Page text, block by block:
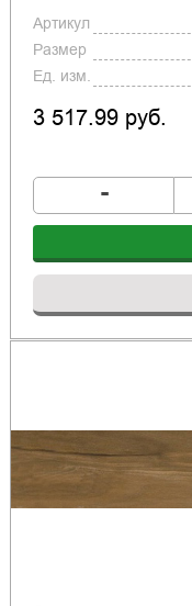
Артикул
Размер
Ед. изм.
3 517.99 руб.
-